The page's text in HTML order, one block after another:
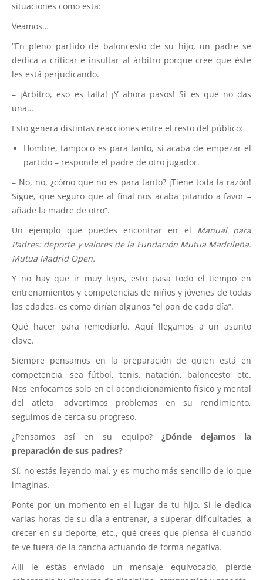
situaciones como esta:
Veamos…
“En pleno partido de baloncesto de su hijo, un padre se
dedica a criticar e insultar al árbitro porque cree que éste
les está perjudicando.
– ¡Árbitro, eso es falta! ¡Y ahora pasos! Si es que no das
una…
Esto genera distintas reacciones entre el resto del público:
Hombre, tampoco es para tanto, si acaba de empezar el
partido – responde el padre de otro jugador.
– No, no, ¿cómo que no es para tanto? ¡Tiene toda la razón!
Sigue, que seguro que al final nos acaba pitando a favor –
añade la madre de otro”.
Un ejemplo que puedes encontrar en el Manual para
Padres: deporte y valores de la Fundación Mutua Madrileña.
Mutua Madrid Open.
Y no hay que ir muy lejos, esto pasa todo el tiempo en
entrenamientos y competencias de niños y jóvenes de todas
las edades, es como dirían algunos “el pan de cada día”.
Qué hacer para remediarlo. Aquí llegamos a un asunto
clave.
Siempre pensamos en la preparación de quien está en
competencia, sea fútbol, tenis, natación, baloncesto, etc.
Nos enfocamos solo en el acondicionamiento físico y mental
del atleta, advertimos problemas en su rendimiento,
seguimos de cerca su progreso.
¿Pensamos así en su equipo? ¿Dónde dejamos la
preparación de sus padres?
Sí, no estás leyendo mal, y es mucho más sencillo de lo que
imaginas.
Ponte por un momento en el lugar de tu hijo. Si le dedica
varias horas de su día a entrenar, a superar dificultades, a
crecer en su deporte, etc., qué crees que piensa él cuando
te ve fuera de la cancha actuando de forma negativa.
Allí le estás enviado un mensaje equivocado, pierde